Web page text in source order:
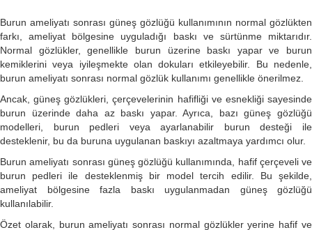
Burun ameliyatı sonrası güneş gözlüğü kullanımının normal gözlükten
farkı, ameliyat bölgesine uyguladığı baskı ve sürtünme miktarıdır.
Normal gözlükler, genellikle burun üzerine baskı yapar ve burun
kemiklerini veya iyileşmekte olan dokuları etkileyebilir. Bu nedenle,
burun ameliyatı sonrası normal gözlük kullanımı genellikle önerilmez.
Ancak, güneş gözlükleri, çerçevelerinin hafifliği ve esnekliği sayesinde
burun üzerinde daha az baskı yapar. Ayrıca, bazı güneş gözlüğü
modelleri, burun pedleri veya ayarlanabilir burun desteği ile
desteklenir, bu da buruna uygulanan baskıyı azaltmaya yardımcı olur.
Burun ameliyatı sonrası güneş gözlüğü kullanımında, hafif çerçeveli ve
burun pedleri ile desteklenmiş bir model tercih edilir. Bu şekilde,
ameliyat bölgesine fazla baskı uygulanmadan güneş gözlüğü
kullanılabilir.
Özet olarak, burun ameliyatı sonrası normal gözlükler yerine hafif ve